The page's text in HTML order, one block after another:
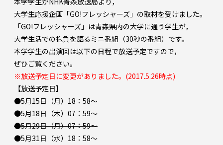
大学生応援企画「GO!フレッシャーズ」の取材を受けました。
「GO!フレッシャーズ」は青森県内の大学に通う学生が，
大学生活での抱負を語るミニ番組（30秒の番組）です。
本学学生の出演回は以下の日程で放送予定ですので，
ぜひご覧ください。
※放送予定日に変更がありました。(2017.5.26時点)
【放送予定日】
●5月15日（月）18：58～
●5月18日（木）07：59～
●5月29日（月）07：59～
●5月31日（水）18：58～